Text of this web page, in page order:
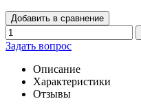
Добавить в сравнение
Задать вопрос
Описание
Характеристики
Отзывы